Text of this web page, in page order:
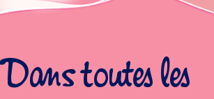
Dans toutes les